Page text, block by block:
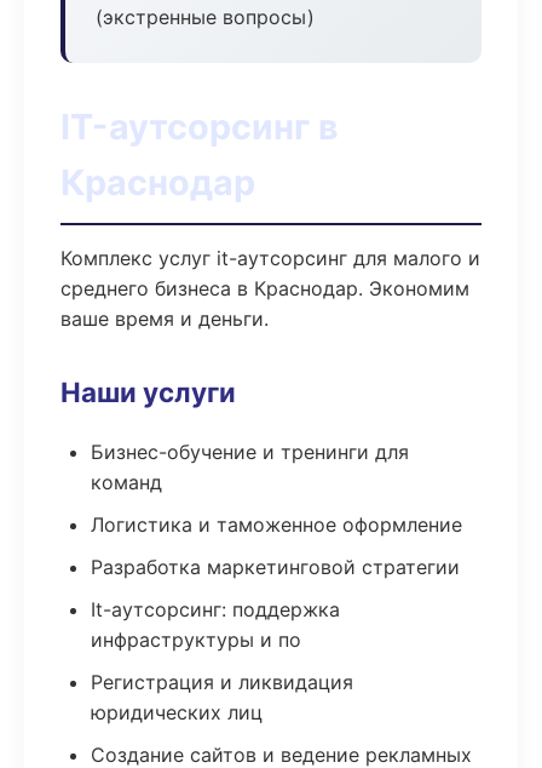
(экстренные вопросы)
IT-аутсорсинг в
Краснодар
Комплекс услуг it-аутсорсинг для малого и
среднего бизнеса в Краснодар. Экономим
ваше время и деньги.
Наши услуги
Бизнес-обучение и тренинги для
команд
Логистика и таможенное оформление
Разработка маркетинговой стратегии
It-аутсорсинг: поддержка
инфраструктуры и по
Регистрация и ликвидация
юридических лиц
Создание сайтов и ведение рекламных